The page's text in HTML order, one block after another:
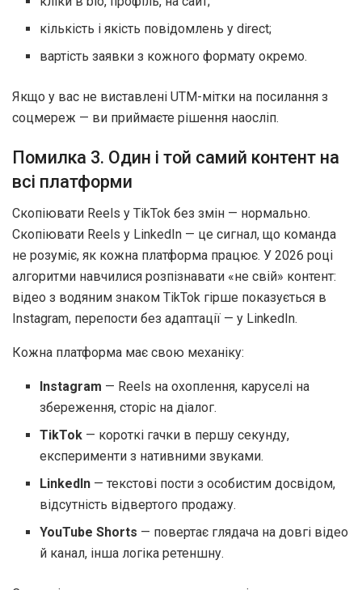
кількість і якість повідомлень у direct;
вартість заявки з кожного формату окремо.
Якщо у вас не виставлені UTM-мітки на посилання з
соцмереж — ви приймаєте рішення наосліп.
Помилка 3. Один і той самий контент на
всі платформи
Скопіювати Reels у TikTok без змін — нормально.
Скопіювати Reels у LinkedIn — це сигнал, що команда
не розуміє, як кожна платформа працює. У 2026 році
алгоритми навчилися розпізнавати «не свій» контент:
відео з водяним знаком TikTok гірше показується в
Instagram, перепости без адаптації — у LinkedIn.
Кожна платформа має свою механіку:
Instagram — Reels на охоплення, каруселі на
збереження, сторіс на діалог.
TikTok — короткі гачки в першу секунду,
експерименти з нативними звуками.
LinkedIn — текстові пости з особистим досвідом,
відсутність відвертого продажу.
YouTube Shorts — повертає глядача на довгі відео
й канал, інша логіка ретеншну.